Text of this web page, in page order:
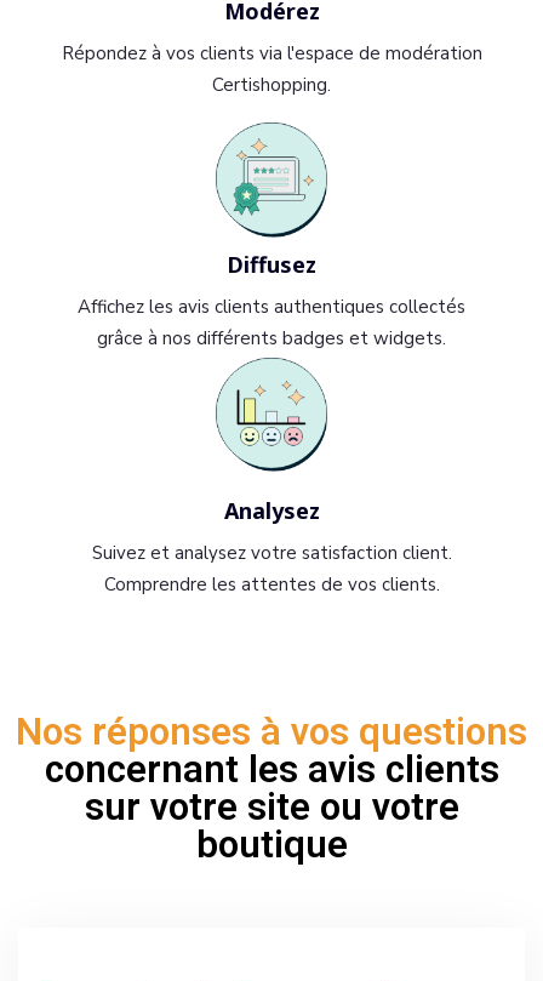
Modérez
Répondez à vos clients via l'espace de modération
Certishopping.
Diffusez
Affichez les avis clients authentiques collectés
grâce à nos différents badges et widgets.
Analysez
Suivez et analysez votre satisfaction client.
Comprendre les attentes de vos clients.
Nos réponses à vos questions
concernant les avis clients
sur votre site ou votre
boutique